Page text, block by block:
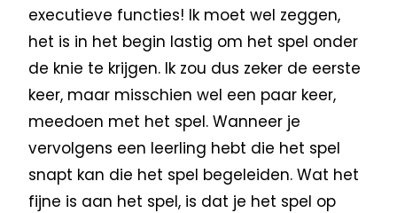
executieve functies! Ik moet wel zeggen,
het is in het begin lastig om het spel onder
de knie te krijgen. Ik zou dus zeker de eerste
keer, maar misschien wel een paar keer,
meedoen met het spel. Wanneer je
vervolgens een leerling hebt die het spel
snapt kan die het spel begeleiden. Wat het
fijne is aan het spel, is dat je het spel op